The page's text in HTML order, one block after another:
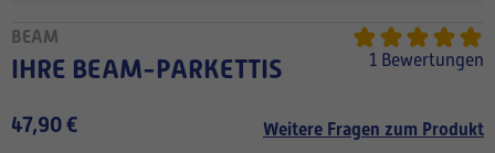
BEAM
IHRE BEAM-PARKETTIS 1 Bewertungen
47,90 € Weitere Fragen zum Produkt